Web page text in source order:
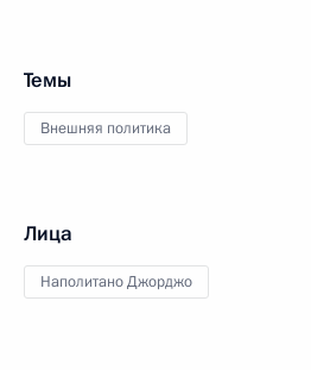
Темы
Внешняя политика
Лица
Наполитано Джорджо